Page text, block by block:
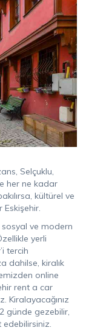
Selçuklu,
her ne kadar
kültürel ve
sosyal ve modern
yerli
tercih
dahilse, kiralık
online
rent a car
Kiralayacağınız
günde gezebilir,
edebilirsiniz.